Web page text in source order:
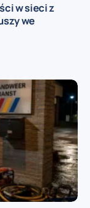
w sieci z
we